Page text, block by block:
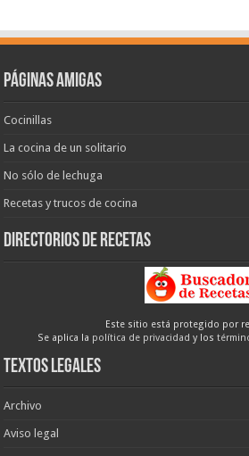
Páginas amigas
Cocinillas
La cocina de un solitario
No sólo de lechuga
Recetas y trucos de cocina
Directorios de recetas
Este sitio está protegido por
Se aplica la política de privacidad y los
Textos legales
Archivo
Aviso legal